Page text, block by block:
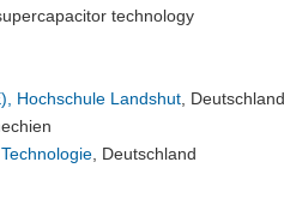
technology
Hochschule Landshut, Deutschland
, Deutschland